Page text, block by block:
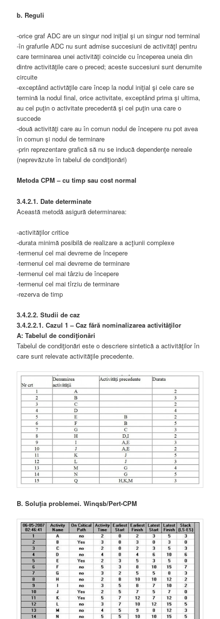
b. Reguli
-orice graf ADC are un singur nod iniţial şi un singur nod terminal
-în grafurile ADC nu sunt admise succesiuni de activităţI pentru
care terminarea unei activităţi coincide cu începerea uneia din
dintre activităţile care o preced; aceste succesiuni sunt denumite
circuite
-exceptând activtăţile care încep la nodul iniţial şi cele care se
termină la nodul final, orice activitate, exceptând prima şi ultima,
au cel puţin o activitate precedentă şi cel puţin una care o
succede
-două activităţi care au în comun nodul de începere nu pot avea
în comun şi nodul de terminare
-prin reprezentare grafică să nu se inducă dependenţe nereale
(neprevăzute în tabelul de condiţionări)
Metoda CPM – cu timp sau cost normal
3.4.2.1. Date determinate
Această metodă asigură determinarea:
-activităţilor critice
-durata minimă posibilă de realizare a acţiunii complexe
-termenul cel mai devreme de începere
-termenul cel mai devreme de terminare
-termenul cel mai târziu de începere
-termenul cel mai tîrziu de terminare
-rezerva de timp
3.4.2.2. Studii de caz
3.4.2.2.1. Cazul 1 – Caz fără nominalizarea activităţilor
A: Tabelul de condiţionări
Tabelul de condiţionări este o descriere sintetică a activităţilor în
care sunt relevate activităţile precedente.
B. Soluţia problemei. Winqsb/Pert-CPM